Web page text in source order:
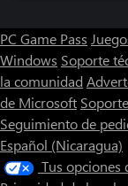
PC Game Pass
Windows Soporte
la comunidad
de Microsoft
Seguimiento de
Español (Nicaragua)
Tus opciones